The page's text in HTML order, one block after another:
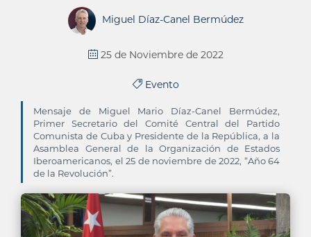
Miguel Díaz-Canel Bermúdez
25 de Noviembre de 2022
Evento
Mensaje de Miguel Mario Díaz-Canel Bermúdez,
Primer Secretario del Comité Central del Partido
Comunista de Cuba y Presidente de la República, a la
Asamblea General de la Organización de Estados
Iberoamericanos, el 25 de noviembre de 2022, “Año 64
de la Revolución”.